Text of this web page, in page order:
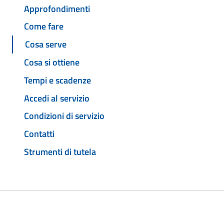
Approfondimenti
Come fare
Cosa serve
Cosa si ottiene
Tempi e scadenze
Accedi al servizio
Condizioni di servizio
Contatti
Strumenti di tutela